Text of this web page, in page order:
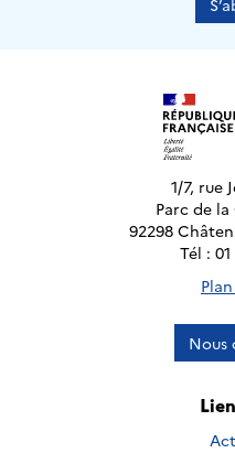
1/7, rue
Parc de
92298
Tél : 01
Nous